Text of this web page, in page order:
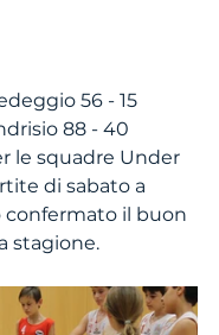
56 - 15
88 - 40
le squadre Under
di sabato a
confermato il buon
stagione.